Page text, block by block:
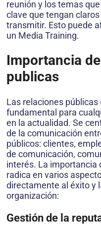
reunión y los temas
clave que tengan
transmitir. Esto puede
un Media Training.
Importancia
publicas
Las relaciones
fundamental para
en la actualidad. Se
de la comunicación
públicos: clientes,
de comunicación,
interés. La importancia
radica en varios
directamente al éxito y
organización:
Gestión de la